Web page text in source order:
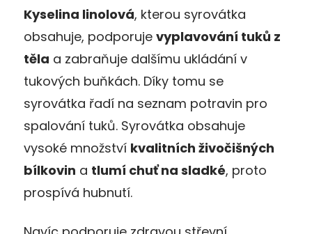
Kyselina linolová, kterou syrovátka
obsahuje, podporuje vyplavování tuků z
těla a zabraňuje dalšímu ukládání v
tukových buňkách. Díky tomu se
syrovátka řadí na seznam potravin pro
spalování tuků. Syrovátka obsahuje
vysoké množství kvalitních živočišných
bílkovin a tlumí chuť na sladké, proto
prospívá hubnutí.